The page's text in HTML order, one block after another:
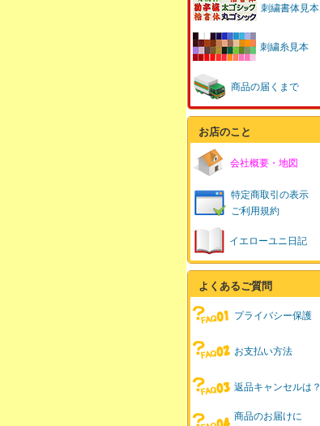
刺繍書体見本
刺繍糸見本
商品の届くまで
お店のこと
会社概要・地図
特定商取引の表示
ご利用規約
イエローユニ日記
よくあるご質問
プライバシー保護
お支払い方法
返品キャンセルは？
商品のお届けに